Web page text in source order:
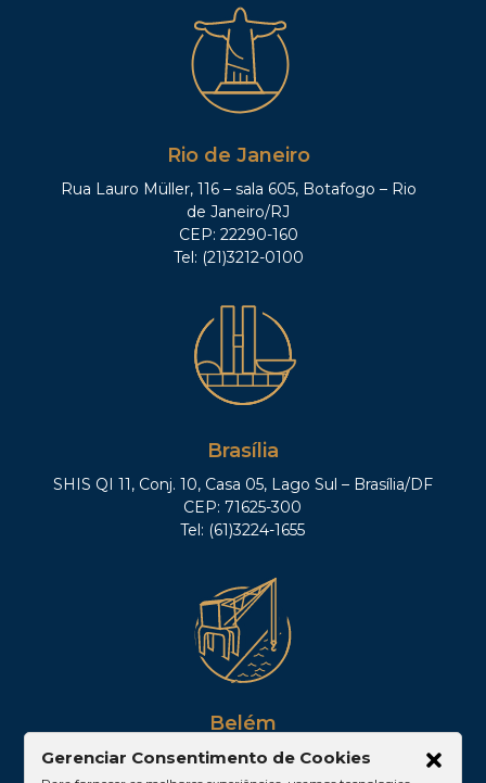
Rio de Janeiro
Rua Lauro Müller, 116 – sala 605, Botafogo – Rio
de Janeiro/RJ
CEP: 22290-160
Tel: (21)3212-0100
Brasília
SHIS QI 11, Conj. 10, Casa 05, Lago Sul – Brasília/DF
CEP: 71625-300
Tel: (61)3224-1655
Belém
Av. Visconde de Souza Franco, 05, Sala 2102 –
Gerenciar Consentimento de Cookies